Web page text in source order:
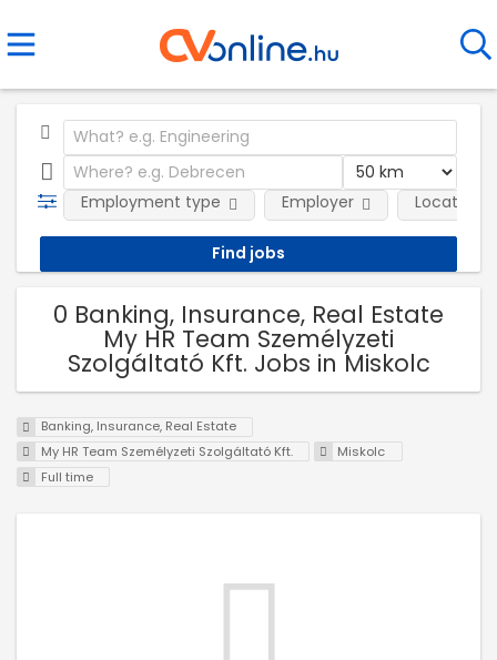
Employment type Employer Location
0 Banking, Insurance, Real Estate
My HR Team Személyzeti
Szolgáltató Kft. Jobs in Miskolc
Banking, Insurance, Real Estate
My HR Team Személyzeti Szolgáltató Kft.
Miskolc
Full time